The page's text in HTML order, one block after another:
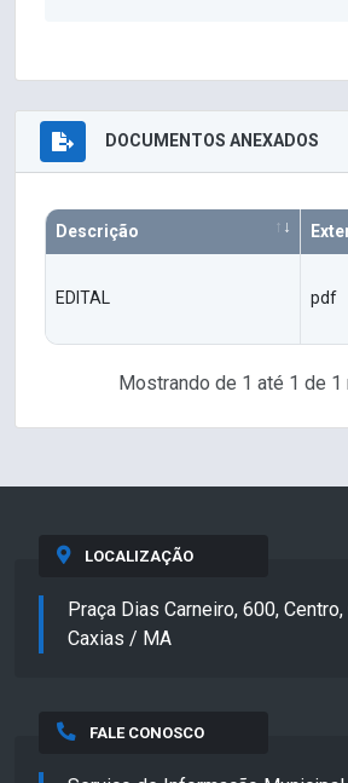
DOCUMENTOS ANEXADOS
Descrição
EDITAL pdf
Mostrando de 1 até 1 de
LOCALIZAÇÃO
Praça Dias Carneiro, 600,
Caxias / MA
FALE CONOSCO